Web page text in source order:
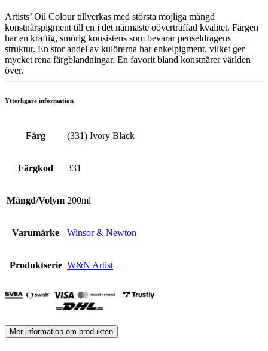
Artists’ Oil Colour tillverkas med största möjliga mängd
konstnärspigment till en i det närmaste oöverträffad kvalitet. Färgen
har en kraftig, smörig konsistens som bevarar penseldragens
struktur. En stor andel av kulörerna har enkelpigment, vilket ger
mycket rena färgblandningar. En favorit bland konstnärer världen
över.
Ytterligare information
Färg (331) Ivory Black
Färgkod 331
Mängd/Volym 200ml
Varumärke Winsor & Newton
Produktserie W&N Artist
Mer information om produkten